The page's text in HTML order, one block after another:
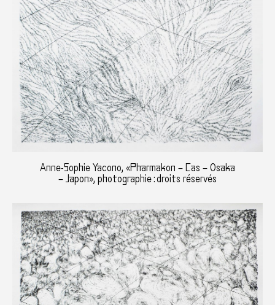
Anne-Sophie Yacono, «Pharmakon – Cas – Osaka
– Japon», photographie : droits réservés